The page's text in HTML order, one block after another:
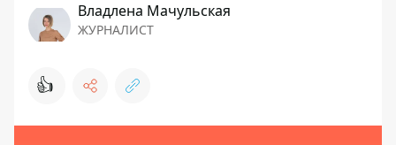
Владлена Мачульская
ЖУРНАЛИСТ
👍